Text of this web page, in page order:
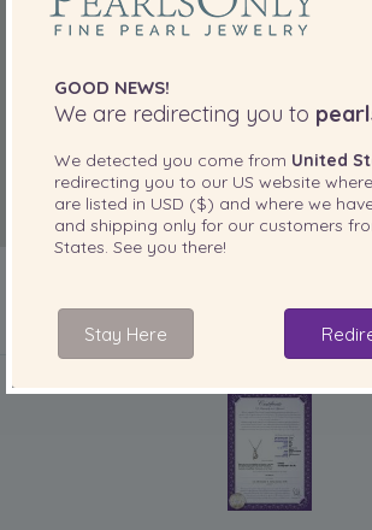
IN IHREM PRODUKT
GOOD NEWS!
We are redirecting you to
We detected you come from United
redirecting you to our US website
are listed in USD ($) and where we
and shipping only for our customers
States . See you there!
Stay Here